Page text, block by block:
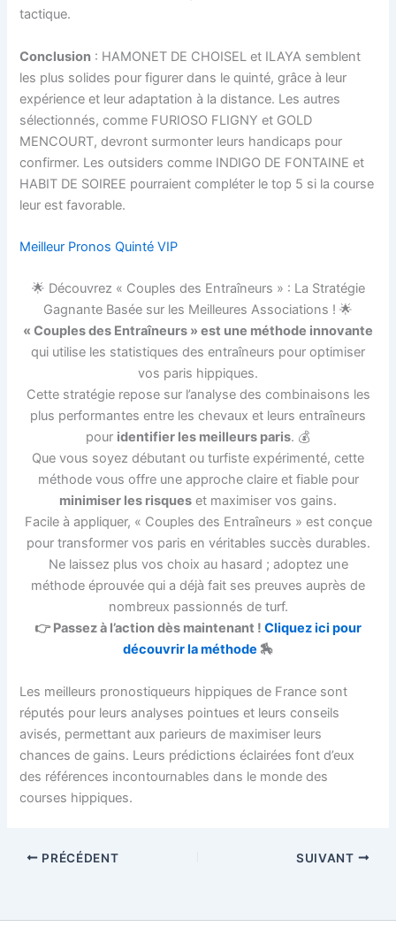
tactique.
Conclusion : HAMONET DE CHOISEL et ILAYA semblent
les plus solides pour figurer dans le quinté, grâce à leur
expérience et leur adaptation à la distance. Les autres
sélectionnés, comme FURIOSO FLIGNY et GOLD
MENCOURT, devront surmonter leurs handicaps pour
confirmer. Les outsiders comme INDIGO DE FONTAINE et
HABIT DE SOIREE pourraient compléter le top 5 si la course
leur est favorable.
Meilleur Pronos Quinté VIP
🌟 Découvrez « Couples des Entraîneurs » : La Stratégie
Gagnante Basée sur les Meilleures Associations ! 🌟
« Couples des Entraîneurs » est une méthode innovante
qui utilise les statistiques des entraîneurs pour optimiser
vos paris hippiques.
Cette stratégie repose sur l’analyse des combinaisons les
plus performantes entre les chevaux et leurs entraîneurs
pour identifier les meilleurs paris. 💰
Que vous soyez débutant ou turfiste expérimenté, cette
méthode vous offre une approche claire et fiable pour
minimiser les risques et maximiser vos gains.
Facile à appliquer, « Couples des Entraîneurs » est conçue
pour transformer vos paris en véritables succès durables.
Ne laissez plus vos choix au hasard ; adoptez une
méthode éprouvée qui a déjà fait ses preuves auprès de
nombreux passionnés de turf.
👉 Passez à l’action dès maintenant ! Cliquez ici pour
découvrir la méthode 🏇
Les meilleurs pronostiqueurs hippiques de France sont
réputés pour leurs analyses pointues et leurs conseils
avisés, permettant aux parieurs de maximiser leurs
chances de gains. Leurs prédictions éclairées font d’eux
des références incontournables dans le monde des
courses hippiques.
PRÉCÉDENT SUIVANT